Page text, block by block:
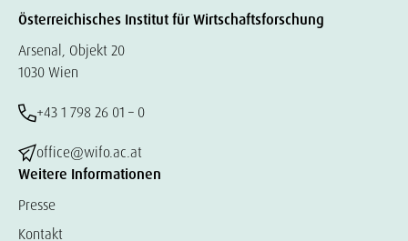
Österreichisches Institut für Wirtschaftsforschung
Arsenal, Objekt 20
1030 Wien
+43 1 798 26 01 – 0
office@wifo.ac.at
Weitere Informationen
Presse
Kontakt